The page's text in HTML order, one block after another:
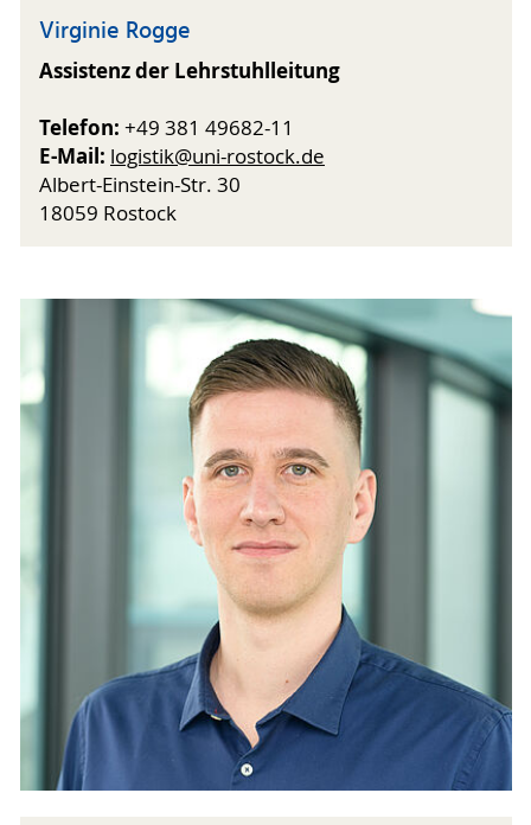
Virginie Rogge
Assistenz der Lehrstuhlleitung
Telefon: +49 381 49682-11
E-Mail: logistik@uni-rostock.de
Albert-Einstein-Str. 30
18059 Rostock